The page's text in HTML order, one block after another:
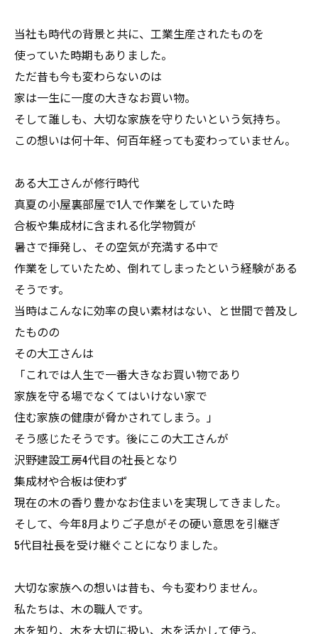
当社も時代の背景と共に、工業生産されたものを
使っていた時期もありました。
ただ昔も今も変わらないのは
家は一生に一度の大きなお買い物。
そして誰しも、大切な家族を守りたいという気持ち。
この想いは何十年、何百年経っても変わっていません。
ある大工さんが修行時代
真夏の小屋裏部屋で1人で作業をしていた時
合板や集成材に含まれる化学物質が
暑さで揮発し、その空気が充満する中で
作業をしていたため、倒れてしまったという経験がある
そうです。
当時はこんなに効率の良い素材はない、と世間で普及し
たものの
その大工さんは
「これでは人生で一番大きなお買い物であり
家族を守る場でなくてはいけない家で
住む家族の健康が脅かされてしまう。」
そう感じたそうです。後にこの大工さんが
沢野建設工房4代目の社長となり
集成材や合板は使わず
現在の木の香り豊かなお住まいを実現してきました。
そして、今年8月よりご子息がその硬い意思を引継ぎ
5代目社長を受け継ぐことになりました。
大切な家族への想いは昔も、今も変わりません。
私たちは、木の職人です。
木を知り、木を大切に扱い、木を活かして使う。